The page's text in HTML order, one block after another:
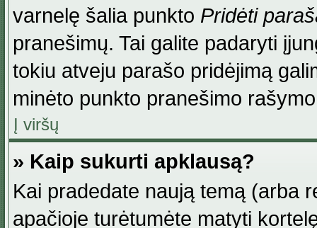
varnelę šalia punkto Pridėti
pranešimų. Tai galite padaryti
tokiu atveju parašo pridėjimą
minėto punkto pranešimo
Į viršų
» Kaip sukurti apklausą?
Kai pradedate naują temą (arba
apačioje turėtumėte matyti